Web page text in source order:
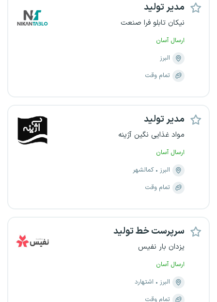
مدیر تولید
نیکان تابلو فرا صنعت
ارسال آسان
البرز
تمام وقت
مدیر تولید
مواد غذایی نگین آژینه
ارسال آسان
البرز
کمالشهر
تمام وقت
سرپرست خط تولید
یزدان بار نفیس
ارسال آسان
البرز
اشتهارد
تمام وقت